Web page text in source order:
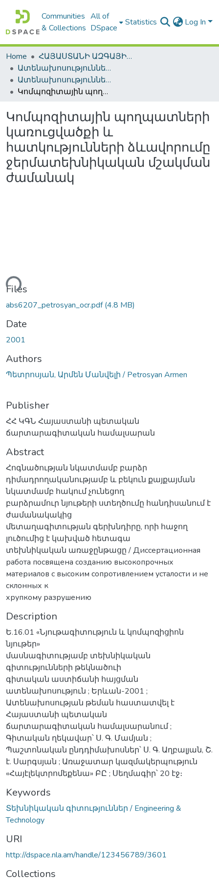
Communities
& Collections
All of
DSpace
Statistics Log In
Home
ՀԱՅԱՍՏԱՆԻ ԱԶԳԱՅԻՆ ԳՐԱԴԱՐԱՆԻ ԹՎԱՅԻՆ ՊԱՀՈՑ / DIGITAL REPOSITORY OF NLA
Ատենախոսություններ և սեղմագրեր / Theses & Abstracts
Ատենախոսություններ և սեղմագրեր / Theses & Abstracts
Կոմպոզիտային պողպատների կառուցվածքի և հատկությունների ձևավորումը ջերմատեխնիկական մշակման ժամանակ
Կոմպոզիտային պողպատների
կառուցվածքի և
հատկությունների ձևավորումը
ջերմատեխնիկական մշակման
ժամանակ
Files
abs6207_petrosyan_ocr.pdf(4.8 MB)
Date
2001
Authors
Պետրոսյան, Արմեն Մանվելի / Petrosyan Armen
Publisher
ՀՀ ԿԳՆ Հայաստանի պետական
ճարտարագիտական համալսարան
Abstract
Հոգնածության նկատմամբ բարձր
դիմադրողականությամբ և բեկուն քայքայման
նկատմամբ հակում չունեցող
բարձրամուր նյութերի ստեղծումը հանդիսանում է
ժամանակակից
մետաղագիտության գերխնդիրը, որի հաջող
լուծումից է կախված հետագա
տեխնիկական առաջընթացը / Диссертационная
работа посвящена созданию высокопрочных
материалов с высоким сопротивлением усталости и не
склонных к
хрупкому разрушению
Description
Ե.16.01 «Նյութագիտություն և կոմպոզիցիոն
նյութեր»
մասնագիտությամբ տեխնիկական
գիտությունների թեկնածուի
գիտական աստիճանի հայցման
ատենախոսություն ; Երևան-2001 ;
Ատենախոսության թեման հաստատվել է
Հայաստանի պետական
ճարտարագիտական համալսարանում ;
Գիտական ղեկավար՝ Ս. Գ. Մամյան ;
Պաշտոնական ընդդիմախոսներ՝ Ս. Գ. Աղբալյան, Շ.
է. Սարգսյան ; Առաջատար կազմակերպություն
«Հայէլեկտրոմեքենա» ԲԸ ; Սեղմագիր՝ 20 էջ։
Keywords
Տեխնիկական գիտություններ / Engineering &
Technology
URI
http://dspace.nla.am/handle/123456789/3601
Collections